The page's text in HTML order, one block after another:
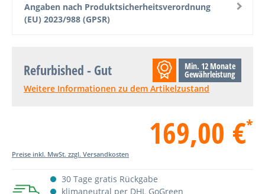
Angaben nach Produktsicherheitsverordnung
(EU) 2023/988 (GPSR)
Refurbished - Gut Min. 12 Monate
Gewährleistung
Weitere Informationen zu dem Artikelzustand
169,00 €*
Preise inkl. MwSt. zzgl. Versandkosten
30 Tage gratis Rückgabe
klimaneutral per DHL GoGreen